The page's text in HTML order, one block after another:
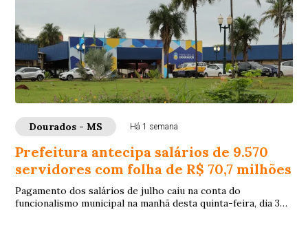
Dourados - MS Há 1 semana
Prefeitura antecipa salários de 9.570
servidores com folha de R$ 70,7 milhões
Pagamento dos salários de julho caiu na conta do
funcionalismo municipal na manhã desta quinta-feira, dia 30